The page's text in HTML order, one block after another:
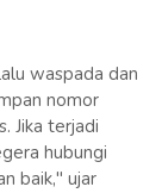
waspada dan
nomor
Jika terjadi
hubungi
baik," ujar